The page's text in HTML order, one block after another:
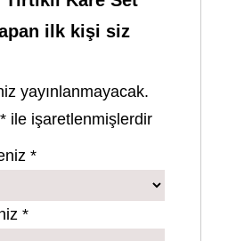
ilk kişi siz
yayınlanmayacak.
* ile işaretlenmişlerdir
*
*